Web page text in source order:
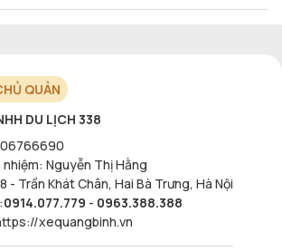
QUẢN
DU LỊCH 338
: Nguyễn Thị Hằng
- Trần Khát Chân, Hai Bà Trưng, Hà Nội
:0914.077.779 - 0963.388.388
xequangbinh.vn